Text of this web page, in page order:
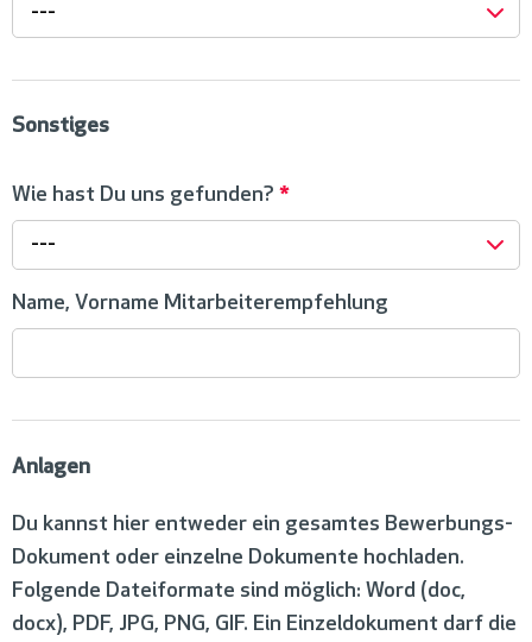
---
Sonstiges
Wie hast Du uns gefunden? *
---
Name, Vorname Mitarbeiterempfehlung
Anlagen
Du kannst hier entweder ein gesamtes Bewerbungs-
Dokument oder einzelne Dokumente hochladen.
Folgende Dateiformate sind möglich: Word (doc,
docx), PDF, JPG, PNG, GIF. Ein Einzeldokument darf die